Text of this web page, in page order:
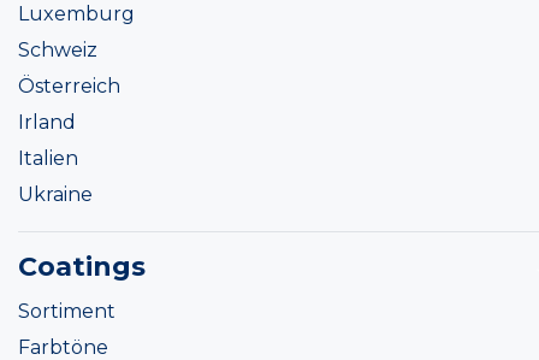
Luxemburg
Schweiz
Österreich
Irland
Italien
Ukraine
Coatings
Sortiment
Farbtöne